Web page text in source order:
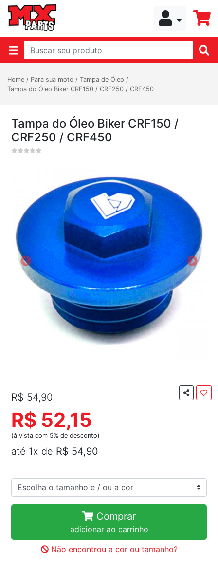
Home / Para sua moto / Tampa de Óleo /
Tampa do Óleo Biker CRF150 / CRF250 / CRF450
Tampa do Óleo Biker CRF150 /
CRF250 / CRF450
R$ 54,90
R$ 52,15
(à vista com 5% de desconto)
até 1x de R$ 54,90
Comprar
adicionar ao carrinho
Não encontrou a cor ou tamanho?